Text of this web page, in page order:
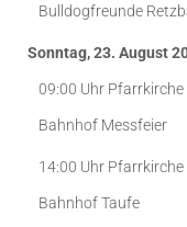
Bulldogfreunde
Sonntag, 23. August
09:00 Uhr
Bahnhof Messfeier
14:00 Uhr
BahnhofTaufe